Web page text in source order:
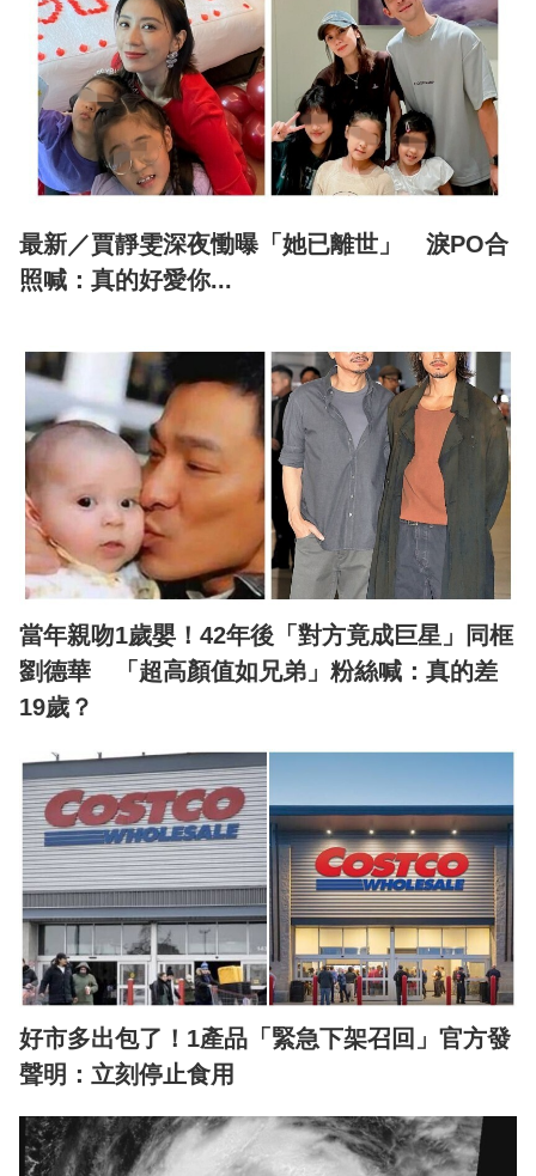
最新／賈靜雯深夜慟曝「她已離世」 淚PO合
照喊：真的好愛你...
當年親吻1歲嬰！42年後「對方竟成巨星」同框
劉德華 「超高顏值如兄弟」粉絲喊：真的差
19歲？
好市多出包了！1產品「緊急下架召回」官方發
聲明：立刻停止食用